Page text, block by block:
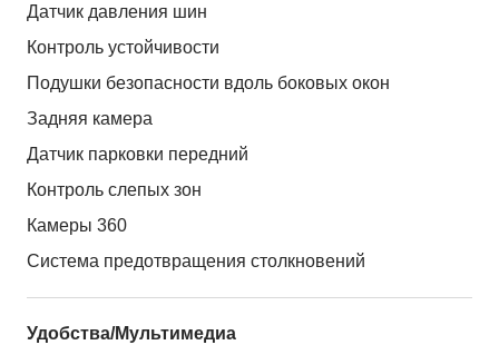
Датчик давления шин
Контроль устойчивости
Подушки безопасности вдоль боковых окон
Задняя камера
Датчик парковки передний
Контроль слепых зон
Камеры 360
Система предотвращения столкновений
Удобства/Мультимедиа